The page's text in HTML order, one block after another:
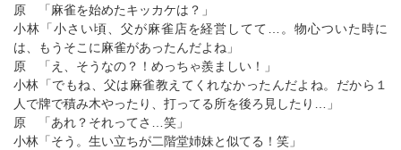
原 「麻雀を始めたキッカケは？」
小林「小さい頃、父が麻雀店を経営してて…。物心ついた時に
は、もうそこに麻雀があったんだよね」
原 「え、そうなの？！めっちゃ羨ましい！」
小林「でもね、父は麻雀教えてくれなかったんだよね。だから１
人で牌で積み木やったり、打ってる所を後ろ見したり…」
原 「あれ？それってさ…笑」
小林「そう。生い立ちが二階堂姉妹と似てる！笑」